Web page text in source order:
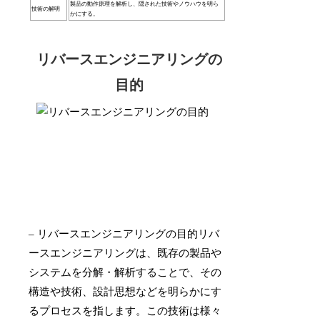
技術の解明
製品の動作原理を解析し、隠された技術やノウハウを明ら
かにする。
リバースエンジニアリングの
目的
– リバースエンジニアリングの目的リバ
ースエンジニアリングは、既存の製品や
システムを分解・解析することで、その
構造や技術、設計思想などを明らかにす
るプロセスを指します。この技術は様々